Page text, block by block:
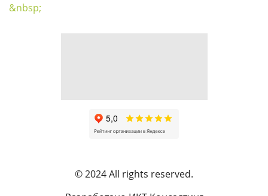
&nbsp;
© 2024 All rights reserved.